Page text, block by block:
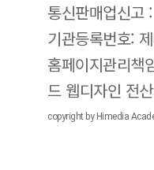
통신판매업신고
기관등록번호:
홈페이지관리책
드 웹디자인 전
copyright by Himedia